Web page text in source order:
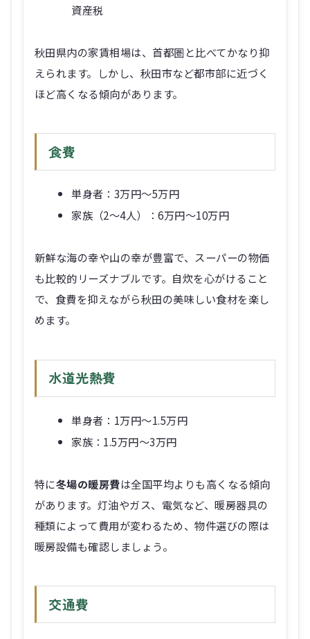
資産税
秋田県内の家賃相場は、首都圏と比べてかなり抑
えられます。しかし、秋田市など都市部に近づく
ほど高くなる傾向があります。
食費
単身者：3万円～5万円
家族（2～4人）：6万円～10万円
新鮮な海の幸や山の幸が豊富で、スーパーの物価
も比較的リーズナブルです。自炊を心がけること
で、食費を抑えながら秋田の美味しい食材を楽し
めます。
水道光熱費
単身者：1万円～1.5万円
家族：1.5万円～3万円
特に冬場の暖房費は全国平均よりも高くなる傾向
があります。灯油やガス、電気など、暖房器具の
種類によって費用が変わるため、物件選びの際は
暖房設備も確認しましょう。
交通費